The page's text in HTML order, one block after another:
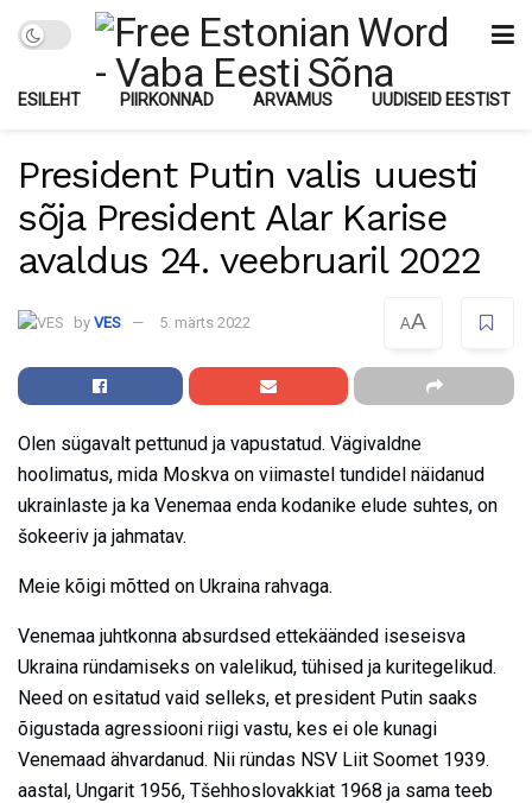
ESILEHT PIIRKONNAD ARVAMUS UUDISEID EESTIST
President Putin valis uuesti
sõja President Alar Karise
avaldus 24. veebruaril 2022
by VES 5. märts 2022 AA
Olen sügavalt pettunud ja vapustatud. Vägivaldne
hoolimatus, mida Moskva on viimastel tundidel näidanud
ukrainlaste ja ka Venemaa enda kodanike elude suhtes, on
šokeeriv ja jahmatav.
Meie kõigi mõtted on Ukraina rahvaga.
Venemaa juhtkonna absurdsed ettekäänded iseseisva
Ukraina ründamiseks on valelikud, tühised ja kuritegelikud.
Need on esitatud vaid selleks, et president Putin saaks
õigustada agressiooni riigi vastu, kes ei ole kunagi
Venemaad ähvardanud. Nii ründas NSV Liit Soomet 1939.
aastal, Ungarit 1956, Tšehhoslovakkiat 1968 ja sama teeb